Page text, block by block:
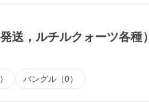
送，ルチルクォーツ各種）
バングル（0）